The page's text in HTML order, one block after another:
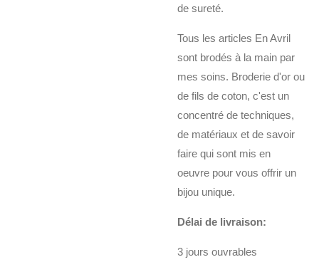
de sureté.
Tous les articles En Avril
sont brodés à la main par
mes soins. Broderie d'or ou
de fils de coton, c'est un
concentré de techniques,
de matériaux et de savoir
faire qui sont mis en
oeuvre pour vous offrir un
bijou unique.
Délai de livraison:
3 jours ouvrables